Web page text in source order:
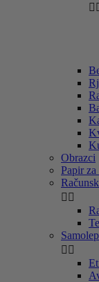

Obrazci
Papir
 
 